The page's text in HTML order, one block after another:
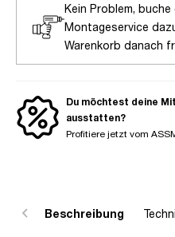
Kein Problem,
Montageservice
Warenkorb danach
Du möchtest deine
ausstatten?
Profitiere jetzt vom
Beschreibung